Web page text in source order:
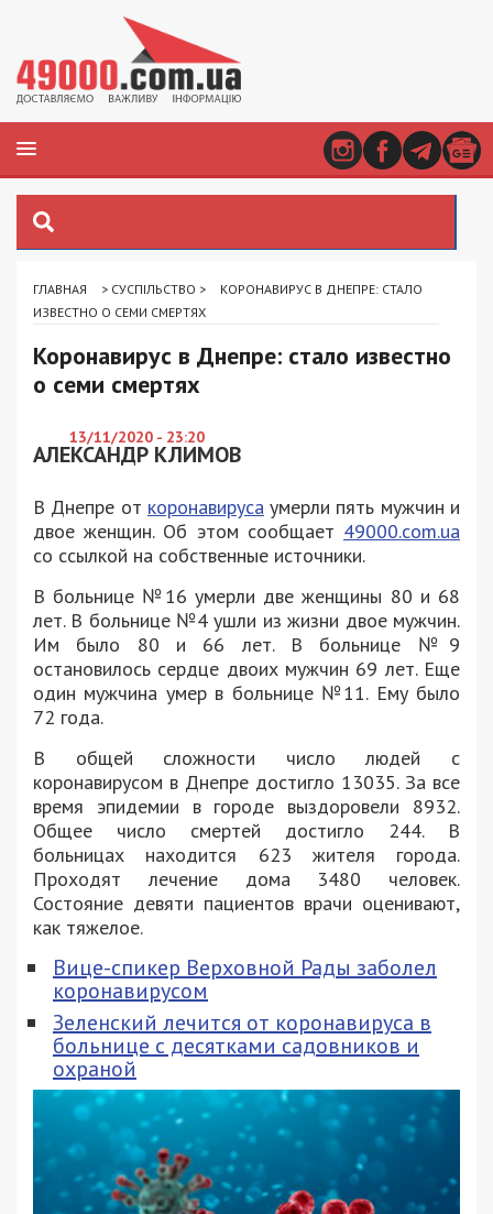
ГЛАВНАЯ > СУСПІЛЬСТВО >
КОРОНАВИРУС В ДНЕПРЕ: СТАЛО
ИЗВЕСТНО О СЕМИ СМЕРТЯХ
Коронавирус в Днепре: стало известно
о семи смертях
13/11/2020 - 23:20
АЛЕКСАНДР КЛИМОВ
В Днепре от коронавирусаумерли пять мужчин и
двое женщин. Об этом сообщает 49000.com.ua
со ссылкой на собственные источники.
В больнице №16 умерли две женщины 80 и 68
лет. В больнице №4 ушли из жизни двое мужчин.
Им было 80 и 66 лет. В больнице №9
остановилось сердце двоих мужчин 69 лет. Еще
один мужчина умер в больнице №11. Ему было
72 года.
В общей сложности число людей с
коронавирусом в Днепре достигло 13035. За все
время эпидемии в городе выздоровели 8932.
Общее число смертей достигло 244. В
больницах находится 623 жителя города.
Проходят лечение дома 3480 человек.
Состояние девяти пациентов врачи оценивают,
как тяжелое.
Вице-спикер Верховной Рады заболел
коронавирусом
Зеленский лечится от коронавируса в
больнице с десятками садовников и
охраной